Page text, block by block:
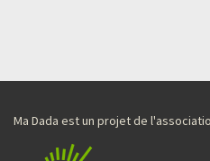
Ma Dada est un projet de